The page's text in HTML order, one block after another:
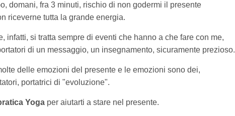
domani, fra 3 minuti, rischio di non godermi il presente
riceverne tutta la grande energia.
infatti, si tratta sempre di eventi che hanno a che fare con me,
di un messaggio, un insegnamento, sicuramente prezioso.
delle emozioni del presente e le emozioni sono dei,
portatrici di "evoluzione".
Yoga per aiutarti a stare nel presente.